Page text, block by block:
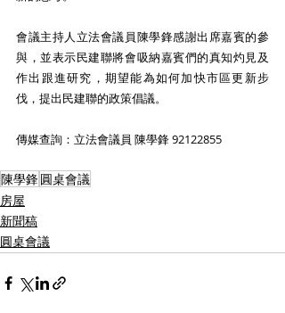
會議主持人立法會議員陳學鋒感謝出席嘉賓的參
與，並表示民建聯將會吸納嘉賓們的真知灼見及
作出跟進研究，期望能為如何加快市區更新步
伐，提出民建聯的政策倡議。
傳媒查詢：立法會議員 陳學鋒 92122855
陳學鋒圓桌會議
房屋
新聞稿
圓桌會議